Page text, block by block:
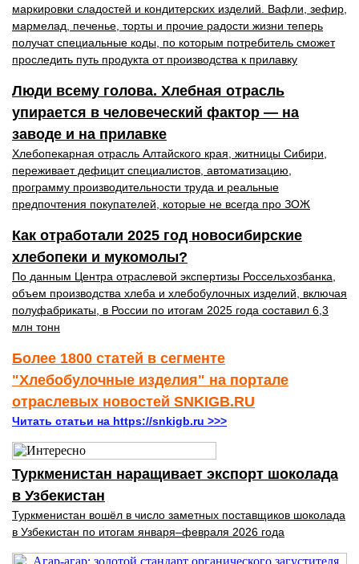
маркировки сладостей и кондитерских изделий. Вафли, зефир,
мармелад, печенье, торты и прочие радости жизни теперь
получат специальные коды, по которым потребитель сможет
проследить путь продукта от производства к прилавку
Люди всему голова. Хлебная отрасль
упирается в человеческий фактор — на
заводе и на прилавке
Хлебопекарная отрасль Алтайского края, житницы Сибири,
переживает дефицит специалистов, автоматизацию,
программу производительности труда и реальные
предпочтения покупателей, которые не всегда про ЗОЖ
Как отработали 2025 год новосибирские
хлебопеки и мукомолы?
По данным Центра отраслевой экспертизы Россельхозбанка,
объем производства хлеба и хлебобулочных изделий, включая
полуфабрикаты, в России по итогам 2025 года составил 6,3
млн тонн
Более 1800 статей в сегменте
"Хлебобулочные изделия" на портале
отраслевых новостей SNKIGB.RU
Читать статьи на https://snkigb.ru >>>
Туркменистан наращивает экспорт шоколада
в Узбекистан
Туркменистан вошёл в число заметных поставщиков шоколада
в Узбекистан по итогам января–февраля 2026 года